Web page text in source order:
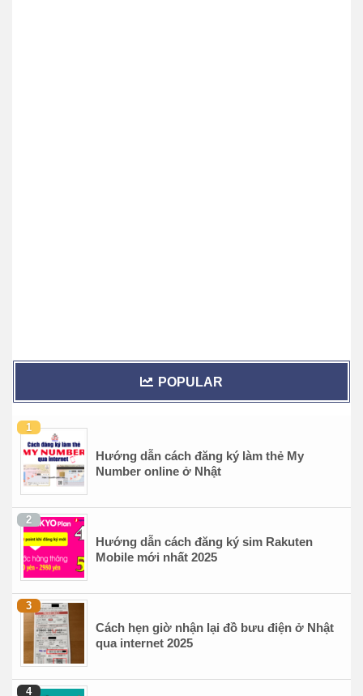
POPULAR
Hướng dẫn cách đăng ký làm thẻ My
Number online ở Nhật
Hướng dẫn cách đăng ký sim Rakuten
Mobile mới nhất 2025
Cách hẹn giờ nhận lại đồ bưu điện ở Nhật
qua internet 2025